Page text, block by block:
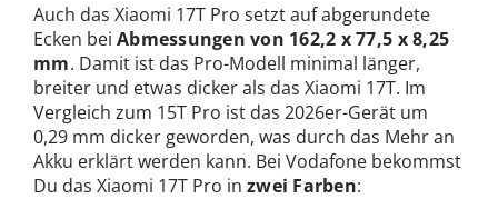
Auch das Xiaomi 17T Pro setzt auf abgerundete
Ecken bei Abmessungen von 162,2 x 77,5 x 8,25
mm. Damit ist das Pro-Modell minimal länger,
breiter und etwas dicker als das Xiaomi 17T. Im
Vergleich zum 15T Pro ist das 2026er-Gerät um
0,29 mm dicker geworden, was durch das Mehr an
Akku erklärt werden kann. Bei Vodafone bekommst
Du das Xiaomi 17T Pro in zwei Farben: